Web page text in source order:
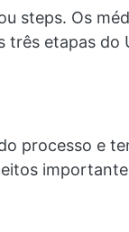
steps. Os
três etapas
processo e